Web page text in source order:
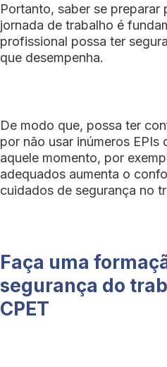
Portanto, saber se preparar
jornada de trabalho é
profissional possa ter
que desempenha.
De modo que, possa ter
por não usar inúmeros EPIs
aquele momento, por
adequados aumenta o
cuidados de segurança no
Faça uma
segurança do
CPET